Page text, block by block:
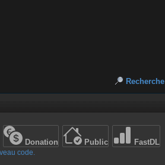
Recherche
Donation Public FastDL
code.